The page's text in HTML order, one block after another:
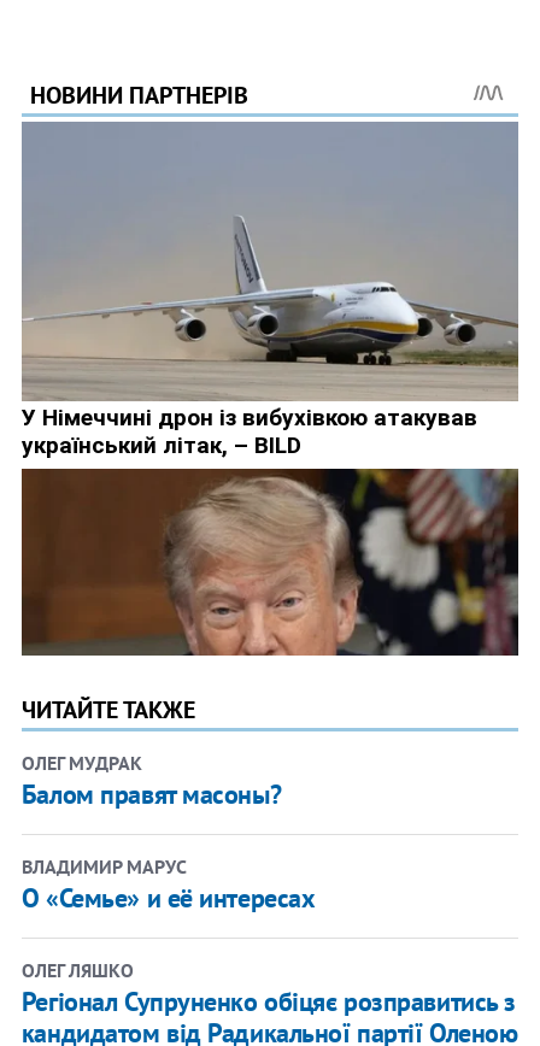
ЧИТАЙТЕ ТАКЖЕ
ОЛЕГ МУДРАК
Балом правят масоны?
ВЛАДИМИР МАРУС
О «Семье» и её интересах
ОЛЕГ ЛЯШКО
Регіонал Супруненко обіцяє розправитись з
кандидатом від Радикальної партії Оленою